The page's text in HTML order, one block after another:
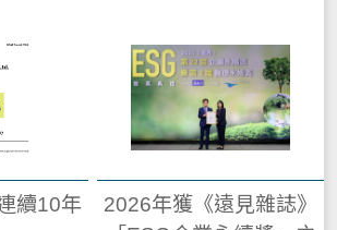
能
65遇見新未來
續10年
2026年獲《遠見雜誌》